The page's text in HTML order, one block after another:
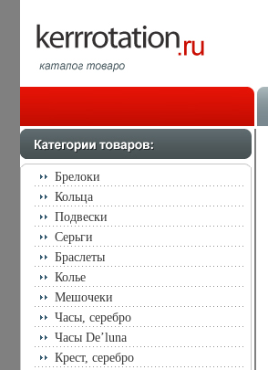
Брелоки
Кольца
Подвески
Серьги
Браслеты
Колье
Мешочеки
Часы, серебро
Часы De’luna
Крест, серебро